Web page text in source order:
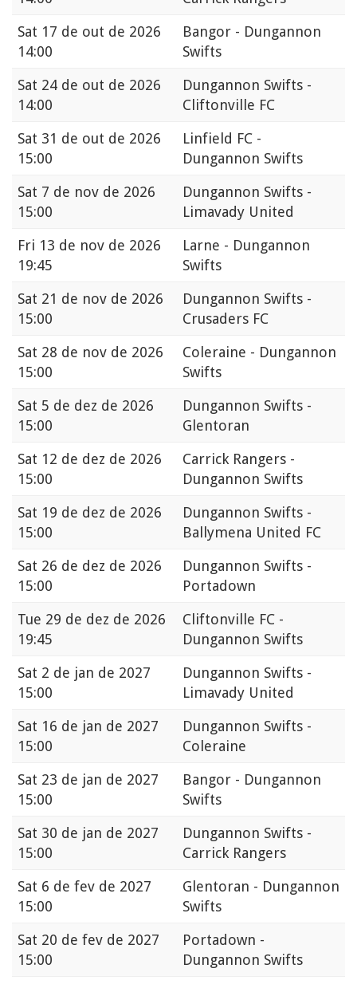
Sat 17 de out de 2026
14:00
Bangor - Dungannon
Swifts
Sat 24 de out de 2026
14:00
Dungannon Swifts -
Cliftonville FC
Sat 31 de out de 2026
15:00
Linfield FC -
Dungannon Swifts
Sat 7 de nov de 2026
15:00
Dungannon Swifts -
Limavady United
Fri 13 de nov de 2026
19:45
Larne - Dungannon
Swifts
Sat 21 de nov de 2026
15:00
Dungannon Swifts -
Crusaders FC
Sat 28 de nov de 2026
15:00
Coleraine - Dungannon
Swifts
Sat 5 de dez de 2026
15:00
Dungannon Swifts -
Glentoran
Sat 12 de dez de 2026
15:00
Carrick Rangers -
Dungannon Swifts
Sat 19 de dez de 2026
15:00
Dungannon Swifts -
Ballymena United FC
Sat 26 de dez de 2026
15:00
Dungannon Swifts -
Portadown
Tue 29 de dez de 2026
19:45
Cliftonville FC -
Dungannon Swifts
Sat 2 de jan de 2027
15:00
Dungannon Swifts -
Limavady United
Sat 16 de jan de 2027
15:00
Dungannon Swifts -
Coleraine
Sat 23 de jan de 2027
15:00
Bangor - Dungannon
Swifts
Sat 30 de jan de 2027
15:00
Dungannon Swifts -
Carrick Rangers
Sat 6 de fev de 2027
15:00
Glentoran - Dungannon
Swifts
Sat 20 de fev de 2027
15:00
Portadown -
Dungannon Swifts